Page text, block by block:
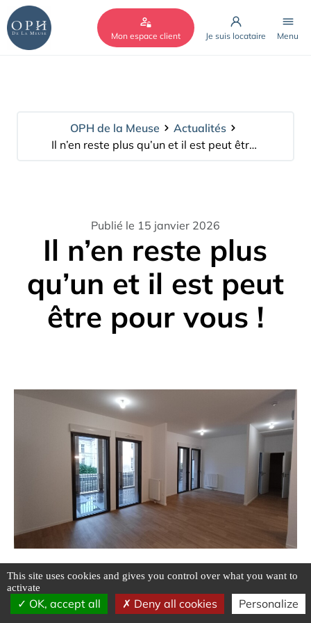
Mon espace client Je suis locataire Menu
OPH de la Meuse
Actualités
Il n’en reste plus qu’un et il est peut être pour vous !
Publié le 15 janvier 2026
Il n’en reste plus
qu’un et il est peut
être pour vous !
#Jeudiimmo : le dernier T4 disponible de la
résidence « Le Majestic » n’attend plus que vous !
Situé au 1er étage avec ascenseur, cet
Cookies management panel
This site uses cookies and gives you control over what you want to
activate
OK, accept all Deny all cookies Personalize